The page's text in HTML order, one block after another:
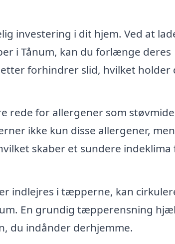
investering i dit hjem. Ved at
i Tånum, kan du forlænge deres
forhindrer slid, hvilket holder
rede for allergener som
ikke kun disse allergener, men
skaber et sundere indeklima
indlejres i tæpperne, kan
En grundig tæpperensning
du indånder derhjemme.